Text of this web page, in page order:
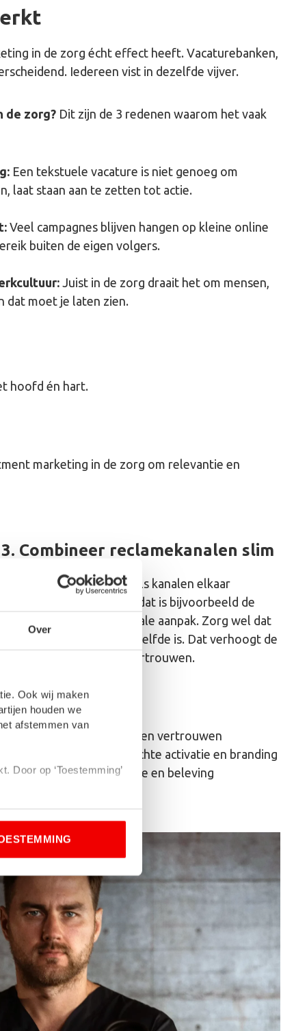
Over
Ook wij maken
houden we
afstemmen van
Door op ‘Toestemming’
in de zorg écht effect heeft. Vacaturebanken,
Iedereen vist in dezelfde vijver.
de zorg? Dit zijn de 3 redenen waarom het vaak
Een tekstuele vacature is niet genoeg om
laat staan aan te zetten tot actie.
Veel campagnes blijven hangen op kleine online
buiten de eigen volgers.
Juist in de zorg draait het om mensen,
dat moet je laten zien.
hoofd én hart.
marketing in de zorg om relevantie en
3. Combineer reclamekanalen slim
Reclame werkt pas écht als kanalen elkaar
aanvullen en versterken, dat is bijvoorbeeld de
kracht van een crossmediale aanpak. Zorg wel dat
de boodschap overal hetzelfde is. Dat verhoogt de
herkenbaarheid en het vertrouwen.
Zet bijvoorbeeld in op:
Radio voor herkenning en vertrouwen
Online/social voor gerichte activatie en branding
TV of video voor emotie en beleving